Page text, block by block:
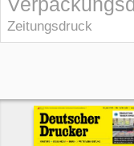
Zeitungsdruck